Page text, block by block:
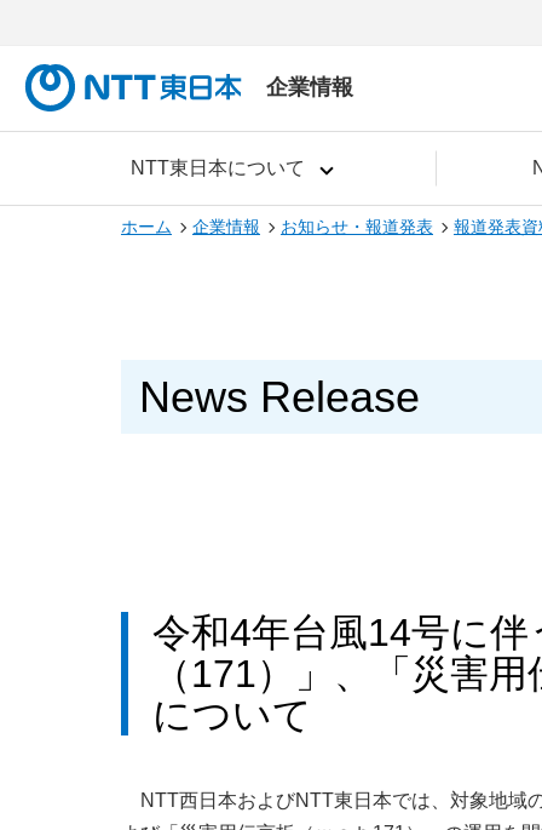
企業情報
NTT東日本について
ホーム 企業情報 お知らせ・報道発表 報道発表資
News Release
令和4年台風14号に
（171）」、「災害
について
NTT西日本およびNTT東日本では、対象地域